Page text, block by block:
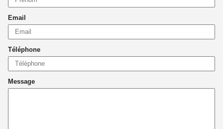
Email
Téléphone
Message